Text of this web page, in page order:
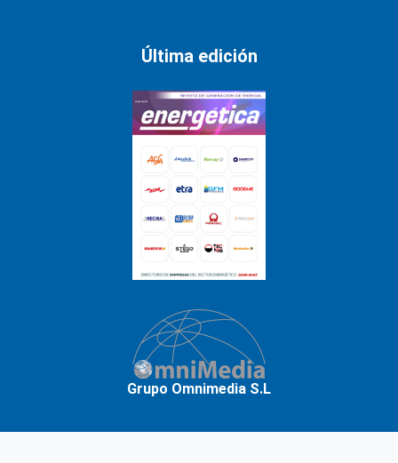
Última edición
Grupo Omnimedia S.L